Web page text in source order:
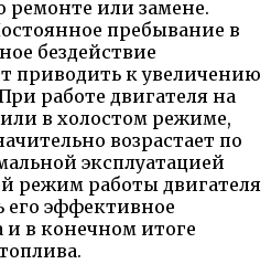
ремонте или замене.
пребывание в
бездействие
приводить к увеличению
работе двигателя на
в холостом режиме,
возрастает по
эксплуатацией
режим работы двигателя
его эффективное
и в конечном итоге